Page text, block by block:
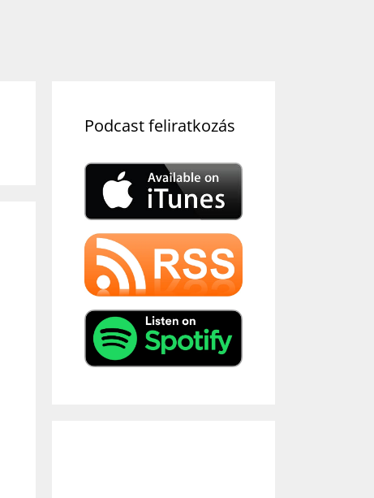
Podcast feliratkozás